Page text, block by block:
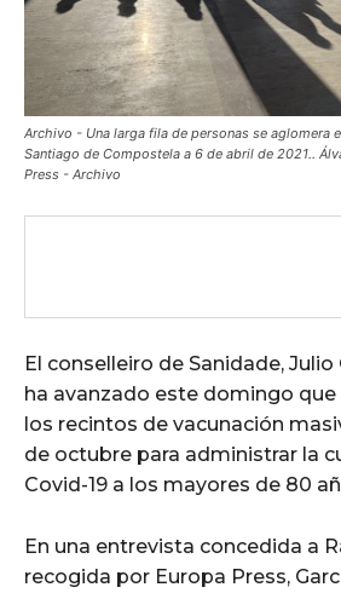
Archivo - Una larga fila de personas se aglomera
Santiago de Compostela a 6 de abril de 2021..
Press - Archivo
El conselleiro de Sanidade,
ha avanzado este domingo que
los recintos de vacunación
de octubre para administrar la
Covid-19 a los mayores de 80
En una entrevista concedida a
recogida por Europa Press,